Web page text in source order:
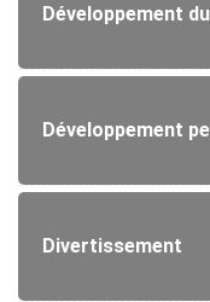
Développement
Développement
Divertissement